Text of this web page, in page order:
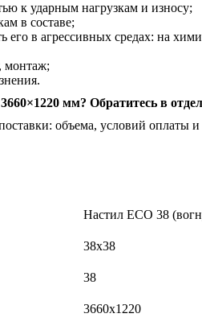
к ударным нагрузкам и износу;
в составе;
его в агрессивных средах: на
монтаж;
мм? Обратитесь в
объема, условий оплаты и
Настил ECO 38
38х38
38
3660х1220